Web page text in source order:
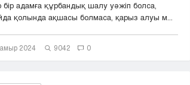
бір адамға құрбандық шалу уәжіп болса,
қолында ақшасы болмаса, қарыз алуы м...
2024 9042 0